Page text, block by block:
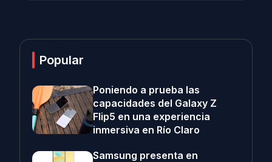
Popular
Poniendo a prueba las
capacidades del Galaxy Z
Flip5 en una experiencia
inmersiva en Río Claro
Samsung presenta en